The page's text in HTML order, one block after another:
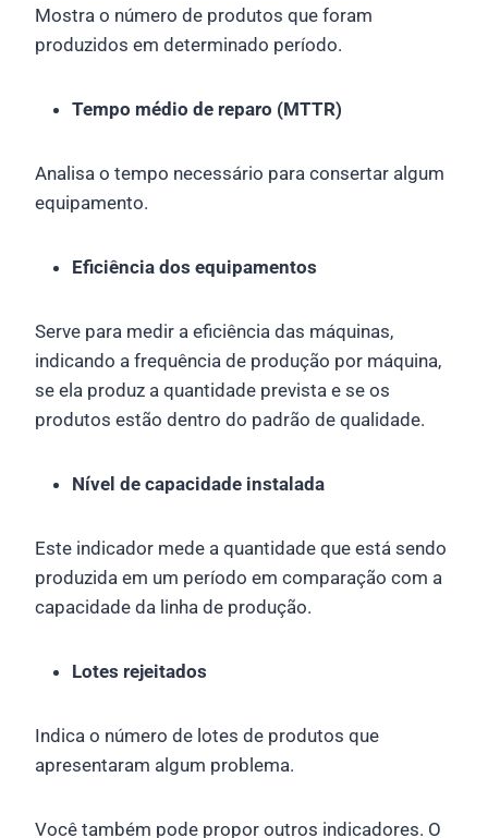
Mostra o número de produtos que foram
produzidos em determinado período.
Tempo médio de reparo (MTTR)
Analisa o tempo necessário para consertar algum
equipamento.
Eficiência dos equipamentos
Serve para medir a eficiência das máquinas,
indicando a frequência de produção por máquina,
se ela produz a quantidade prevista e se os
produtos estão dentro do padrão de qualidade.
Nível de capacidade instalada
Este indicador mede a quantidade que está sendo
produzida em um período em comparação com a
capacidade da linha de produção.
Lotes rejeitados
Indica o número de lotes de produtos que
apresentaram algum problema.
Você também pode propor outros indicadores. O